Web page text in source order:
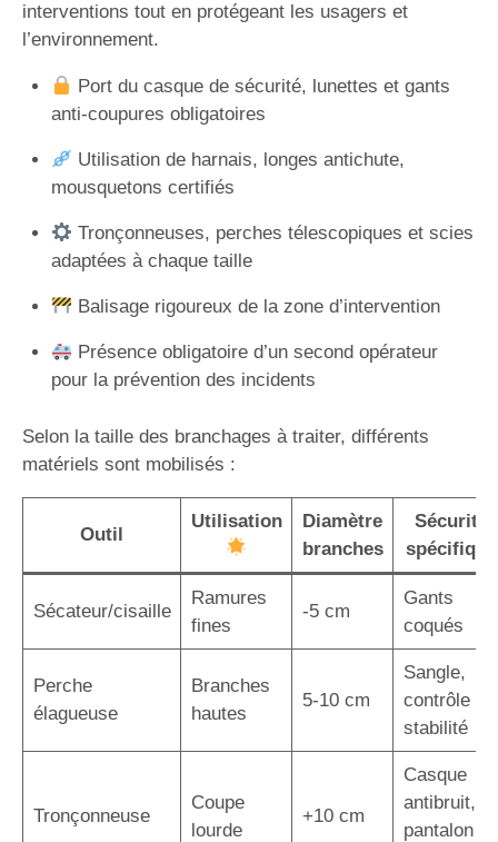
interventions tout en protégeant les usagers et
l’environnement.
Port du casque de sécurité, lunettes et gants
anti-coupures obligatoires
Utilisation de harnais, longes antichute,
mousquetons certifiés
Tronçonneuses, perches télescopiques et scies
adaptées à chaque taille
Balisage rigoureux de la zone d’intervention
Présence obligatoire d’un second opérateur
pour la prévention des incidents
Selon la taille des branchages à traiter, différents
matériels sont mobilisés :
Outil
Utilisation
Diamètre
branches
Sécurité
spécifique
Sécateur/cisaille
Ramures
fines
-5 cm
Gants
coqués
Perche
élagueuse
Branches
hautes
5-10 cm
Sangle,
contrôle
stabilité
Tronçonneuse
Coupe
lourde
+10 cm
Casque
antibruit,
pantalon